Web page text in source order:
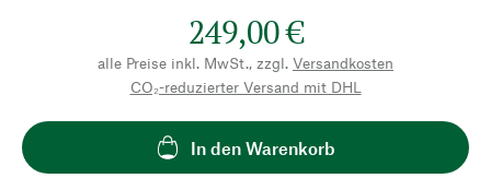
249,00 €
alle Preise inkl. MwSt., zzgl. Versandkosten
CO₂-reduzierter Versand mit DHL
In den Warenkorb